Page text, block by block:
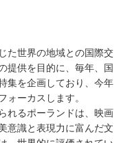
た世界の地域との国際交
提供を⽬的に、毎年、国
集を企画しており、今年
ーカスします。
れるポーランドは、映画
意識と表現⼒に富んだ⽂